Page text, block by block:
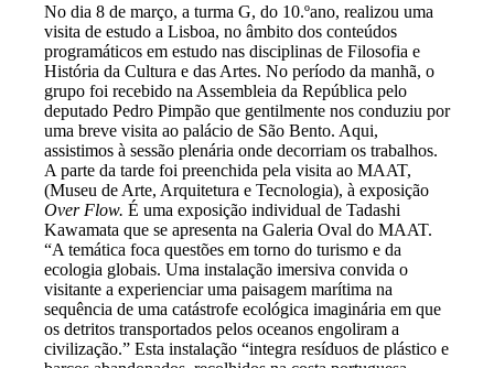
No dia 8 de março, a turma G, do 10.ºano, realizou uma
visita de estudo a Lisboa, no âmbito dos conteúdos
programáticos em estudo nas disciplinas de Filosofia e
História da Cultura e das Artes. No período da manhã, o
grupo foi recebido na Assembleia da República pelo
deputado Pedro Pimpão que gentilmente nos conduziu por
uma breve visita ao palácio de São Bento. Aqui,
assistimos à sessão plenária onde decorriam os trabalhos.
A parte da tarde foi preenchida pela visita ao MAAT,
(Museu de Arte, Arquitetura e Tecnologia), à exposição
Over Flow. É uma exposição individual de Tadashi
Kawamata que se apresenta na Galeria Oval do MAAT.
“A temática foca questões em torno do turismo e da
ecologia globais. Uma instalação imersiva convida o
visitante a experienciar uma paisagem marítima na
sequência de uma catástrofe ecológica imaginária em que
os detritos transportados pelos oceanos engoliram a
civilização.” Esta instalação “integra resíduos de plástico e